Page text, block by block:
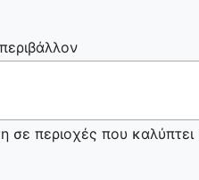
σε περιοχές που